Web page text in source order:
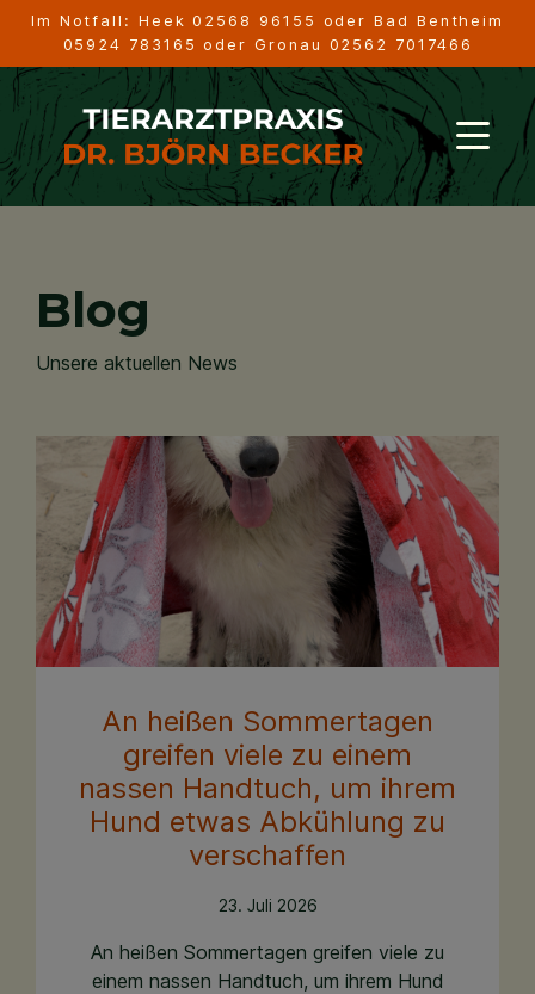
Im Notfall: Heek02568 96155 oder Bad Bentheim
05924 783165oder Gronau 02562 7017466
Blog
Unsere aktuellen News
An heißen Sommertagen
greifen viele zu einem
nassen Handtuch, um ihrem
Hund etwas Abkühlung zu
verschaffen
23. Juli 2026
An heißen Sommertagen greifen viele zu
einem nassen Handtuch, um ihrem Hund